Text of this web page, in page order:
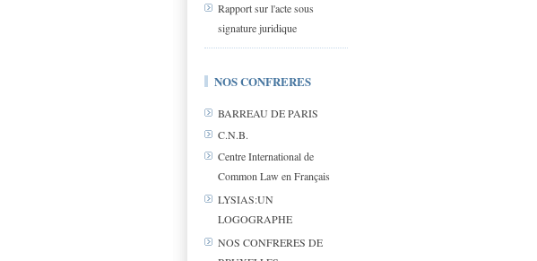
Rapport sur l'acte sous
signature juridique
NOS CONFRERES
BARREAU DE PARIS
C.N.B.
Centre International de
Common Law en Français
LYSIAS:UN
LOGOGRAPHE
NOS CONFRERES DE